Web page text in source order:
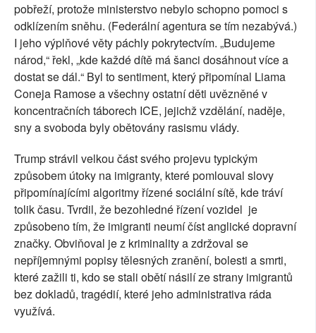
pobřeží, protože ministerstvo nebylo schopno pomoci s
odklízením sněhu. (Federální agentura se tím nezabývá.)
I jeho výplňové věty páchly pokrytectvím. „Budujeme
národ,“ řekl, „kde každé dítě má šanci dosáhnout více a
dostat se dál.“ Byl to sentiment, který připomínal Liama
Coneja Ramose a všechny ostatní děti uvězněné v
koncentračních táborech ICE, jejichž vzdělání, naděje,
sny a svoboda byly obětovány rasismu vlády.
Trump strávil velkou část svého projevu typickým
způsobem útoky na imigranty, které pomlouval slovy
připomínajícími algoritmy řízené sociální sítě, kde tráví
tolik času. Tvrdil, že bezohledné řízení vozidel je
způsobeno tím, že imigranti neumí číst anglické dopravní
značky. Obviňoval je z kriminality a zdržoval se
nepříjemnými popisy tělesných zranění, bolesti a smrti,
které zažili ti, kdo se stali obětí násilí ze strany imigrantů
bez dokladů, tragédií, které jeho administrativa ráda
využívá.